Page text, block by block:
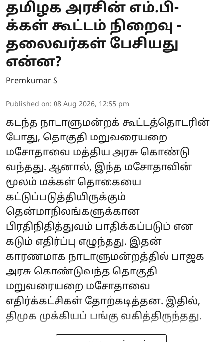
தமிழக அரசின் எம்.பி-
க்கள் கூட்டம் நிறைவு -
தலைவர்கள் பேசியது
என்ன?
Premkumar S
Published on: 08 Aug 2026, 12:55 pm
கடந்த நாடாளுமன்றக் கூட்டத்தொடரின்
போது, தொகுதி மறுவரையறை
மசோதாவை மத்திய அரசு கொண்டு
வந்தது. ஆனால், இந்த மசோதாவின்
மூலம் மக்கள் தொகையை
கட்டுப்படுத்தியிருக்கும்
தென்மாநிலங்களுக்கான
பிரதிநிதித்துவம் பாதிக்கப்படும் என
கடும் எதிர்ப்பு எழுந்தது. இதன்
காரணமாக நாடாளுமன்றத்தில் பாஜக
அரசு கொண்டுவந்த தொகுதி
மறுவரையறை மசோதாவை
எதிர்க்கட்சிகள் தோற்கடித்தன. இதில்,
திமுக முக்கியப் பங்கு வகித்திருந்தது.